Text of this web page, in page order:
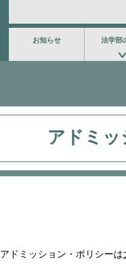
お知らせ 法学部
アドミ
アドミッション・ポリシーは